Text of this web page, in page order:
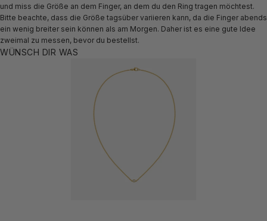
und miss die Größe an dem Finger, an dem du den Ring tragen möchtest.
Bitte beachte, dass die Größe tagsüber variieren kann, da die Finger abends
ein wenig breiter sein können als am Morgen. Daher ist es eine gute Idee
zweimal zu messen, bevor du bestellst.
WÜNSCH DIR WAS